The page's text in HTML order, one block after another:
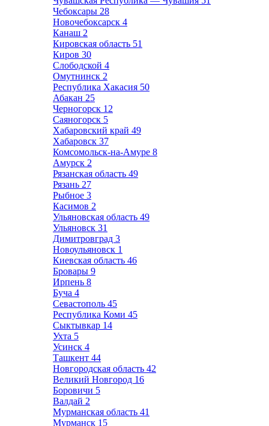
Чебоксары 28
Новочебоксарск 4
Канаш 2
Кировская область 51
Киров 30
Слободской 4
Омутнинск 2
Республика Хакасия 50
Абакан 25
Черногорск 12
Саяногорск 5
Хабаровский край 49
Хабаровск 37
Комсомольск-на-Амуре 8
Амурск 2
Рязанская область 49
Рязань 27
Рыбное 3
Касимов 2
Ульяновская область 49
Ульяновск 31
Димитровград 3
Новоульяновск 1
Киевская область 46
Бровары 9
Ирпень 8
Буча 4
Севастополь 45
Республика Коми 45
Сыктывкар 14
Ухта 5
Усинск 4
Ташкент 44
Новгородская область 42
Великий Новгород 16
Боровичи 5
Валдай 2
Мурманская область 41
Мурманск 15